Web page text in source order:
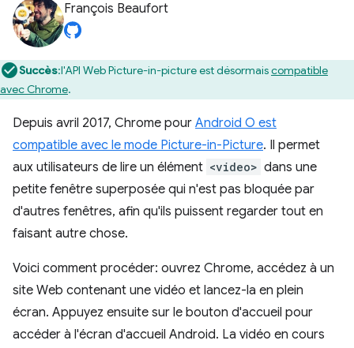
François Beaufort
Succès:l'API Web Picture-in-picture est désormaiscompatible
avec Chrome.
Depuis avril 2017, Chrome pour Android O est
compatible avec le mode Picture-in-Picture. Il permet
aux utilisateurs de lire un élément <video> dans une
petite fenêtre superposée qui n'est pas bloquée par
d'autres fenêtres, afin qu'ils puissent regarder tout en
faisant autre chose.
Voici comment procéder: ouvrez Chrome, accédez à un
site Web contenant une vidéo et lancez-la en plein
écran. Appuyez ensuite sur le bouton d'accueil pour
accéder à l'écran d'accueil Android. La vidéo en cours